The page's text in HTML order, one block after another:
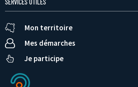
SERVICES UTILES
Mon territoire
Mes démarches
Je participe